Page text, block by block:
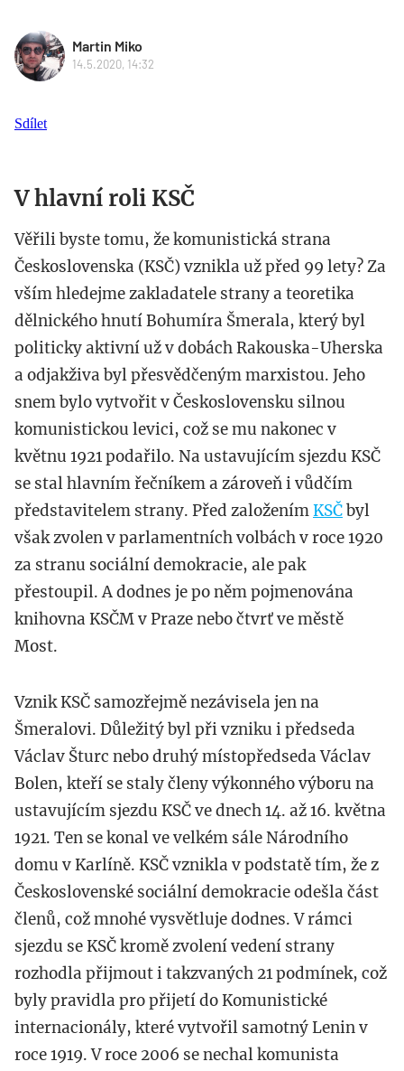
Martin Miko
14.5.2020, 14:32
Sdílet
V hlavní roli KSČ
Věřili byste tomu, že komunistická strana
Československa (KSČ) vznikla už před 99 lety? Za
vším hledejme zakladatele strany a teoretika
dělnického hnutí Bohumíra Šmerala, který byl
politicky aktivní už v dobách Rakouska-Uherska
a odjakživa byl přesvědčeným marxistou. Jeho
snem bylo vytvořit v Československu silnou
komunistickou levici, což se mu nakonec v
květnu 1921 podařilo. Na ustavujícím sjezdu KSČ
se stal hlavním řečníkem a zároveň i vůdčím
představitelem strany. Před založenímKSČbyl
však zvolen v parlamentních volbách v roce 1920
za stranu sociální demokracie, ale pak
přestoupil. A dodnes je po něm pojmenována
knihovna KSČM v Praze nebo čtvrť ve městě
Most.
Vznik KSČ samozřejmě nezávisela jen na
Šmeralovi. Důležitý byl při vzniku i předseda
Václav Šturc nebo druhý místopředseda Václav
Bolen, kteří se staly členy výkonného výboru na
ustavujícím sjezdu KSČ ve dnech 14. až 16. května
1921. Ten se konal ve velkém sále Národního
domu v Karlíně. KSČ vznikla v podstatě tím, že z
Československé sociální demokracie odešla část
členů, což mnohé vysvětluje dodnes. V rámci
sjezdu se KSČ kromě zvolení vedení strany
rozhodla přijmout i takzvaných 21 podmínek, což
byly pravidla pro přijetí do Komunistické
internacionály, které vytvořil samotný Lenin v
roce 1919. V roce 2006 se nechal komunista